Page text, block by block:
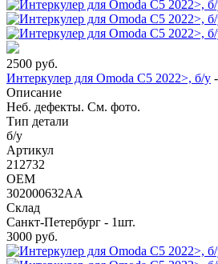
2500 руб.
Интеркулер для Omoda C5 2022>, б/у -
Описание
Неб. дефекты. См. фото.
Тип детали
б/у
Артикул
212732
OEM
302000632AA
Склад
Санкт-Петербург - 1шт.
3000 руб.